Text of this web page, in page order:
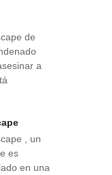
de
a
, un
es
en una